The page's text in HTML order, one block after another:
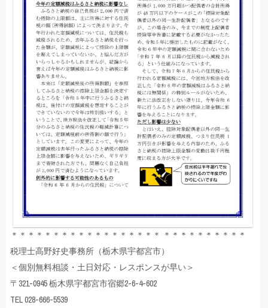
＊＊＊＊＊＊＊＊＊＊＊＊＊＊＊＊＊＊ ＊＊＊＊＊＊＊＊＊＊
税理士高野好史事務所（栃木県宇都宮市）
＜個別無料相談・土日対応・レスポンスが早い＞
〒321-0945 栃木県宇都宮市宿郷2-6-4-602
TEL 028-666-5539